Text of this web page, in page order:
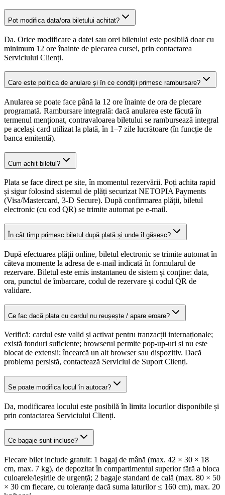
Pot modifica data/ora biletului achitat?
Da. Orice modificare a datei sau orei biletului este posibilă doar cu
minimum 12 ore înainte de plecarea cursei, prin contactarea
Serviciului Clienți.
Care este politica de anulare și în ce condiții primesc rambursare?
Anularea se poate face până la 12 ore înainte de ora de plecare
programată. Rambursare integrală: dacă anularea este făcută în
termenul menționat, contravaloarea biletului se rambursează integral
pe același card utilizat la plată, în 1–7 zile lucrătoare (în funcție de
banca emitentă).
Cum achit biletul?
Plata se face direct pe site, în momentul rezervării. Poți achita rapid
și sigur folosind sistemul de plăți securizat NETOPIA Payments
(Visa/Mastercard, 3-D Secure). După confirmarea plății, biletul
electronic (cu cod QR) se trimite automat pe e-mail.
În cât timp primesc biletul după plată și unde îl găsesc?
După efectuarea plății online, biletul electronic se trimite automat în
câteva momente la adresa de e-mail indicată în formularul de
rezervare. Biletul este emis instantaneu de sistem și conține: data,
ora, punctul de îmbarcare, codul de rezervare și codul QR de
validare.
Ce fac dacă plata cu cardul nu reușește / apare eroare?
Verifică: cardul este valid și activat pentru tranzacții internaționale;
există fonduri suficiente; browserul permite pop-up-uri și nu este
blocat de extensii; încearcă un alt browser sau dispozitiv. Dacă
problema persistă, contactează Serviciul de Suport Clienți.
Se poate modifica locul în autocar?
Da, modificarea locului este posibilă în limita locurilor disponibile și
prin contactarea Serviciului Clienți.
Ce bagaje sunt incluse?
Fiecare bilet include gratuit: 1 bagaj de mână (max. 42 × 30 × 18
cm, max. 7 kg), de depozitat în compartimentul superior fără a bloca
culoarele/ieșirile de urgență; 2 bagaje standard de cală (max. 80 × 50
× 30 cm fiecare, cu toleranțe dacă suma laturilor ≤ 160 cm), max. 20